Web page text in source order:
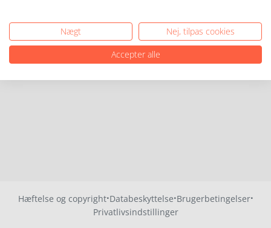
Hæftelse og copyright·Databeskyttelse·Brugerbetingelser·
Privatlivsindstillinger
Nægt
Nej, tilpas cookies
Accepter alle